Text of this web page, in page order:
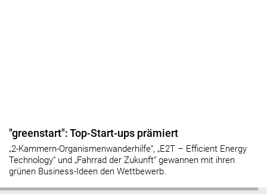
"greenstart": Top-Start-ups prämiert
„2-Kammern-Organismenwanderhilfe“, „E2T – Efficient Energy
Technology“ und „Fahrrad der Zukunft“ gewannen mit ihren
grünen Business-Ideen den Wettbewerb.